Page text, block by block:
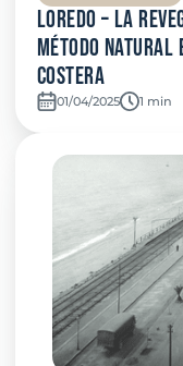
Loredo – La
método natural
costera
01/04/2025 Temps
1 min